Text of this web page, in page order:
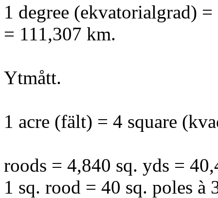
1 degree (ekvatorialgrad)
= 111,307 km.
Ytmått.
1 acre (fält) = 4 square
roods = 4,840 sq. yds =
1 sq. rood = 40 sq. poles à